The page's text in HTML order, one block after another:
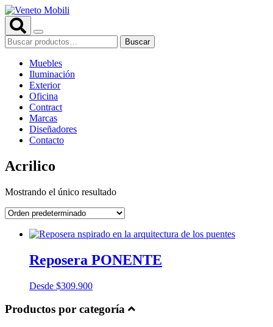
Saltar
al
contenido
Buscar
por:
Buscar
Muebles
Iluminación
Exterior
Oficina
Contract
Marcas
Diseñadores
Contacto
Acrilico
Mostrando el único resultado
Reposera PONENTE
Desde $309.900
Productos por categoría